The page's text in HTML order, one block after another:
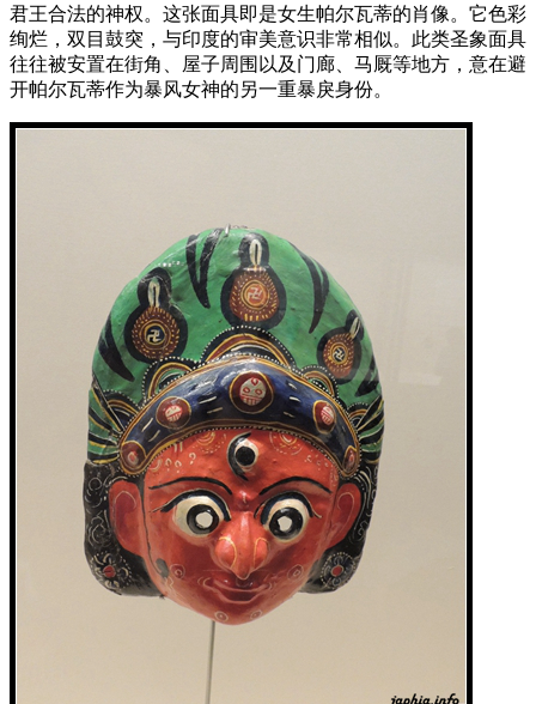
君王合法的神权。这张面具即是女生帕尔瓦蒂的肖像。它色彩
绚烂，双目鼓突，与印度的审美意识非常相似。此类圣象面具
往往被安置在街角、屋子周围以及门廊、马厩等地方，意在避
开帕尔瓦蒂作为暴风女神的另一重暴戾身份。